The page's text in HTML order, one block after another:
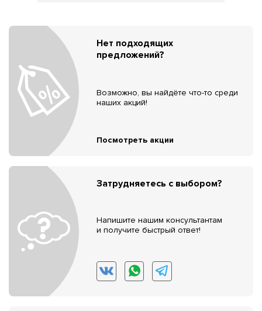
Нет подходящих
предложений?
Возможно, вы найдёте что-то среди
наших акций!
Посмотреть акции
Затрудняетесь с выбором?
Напишите нашим консультантам
и получите быстрый ответ!